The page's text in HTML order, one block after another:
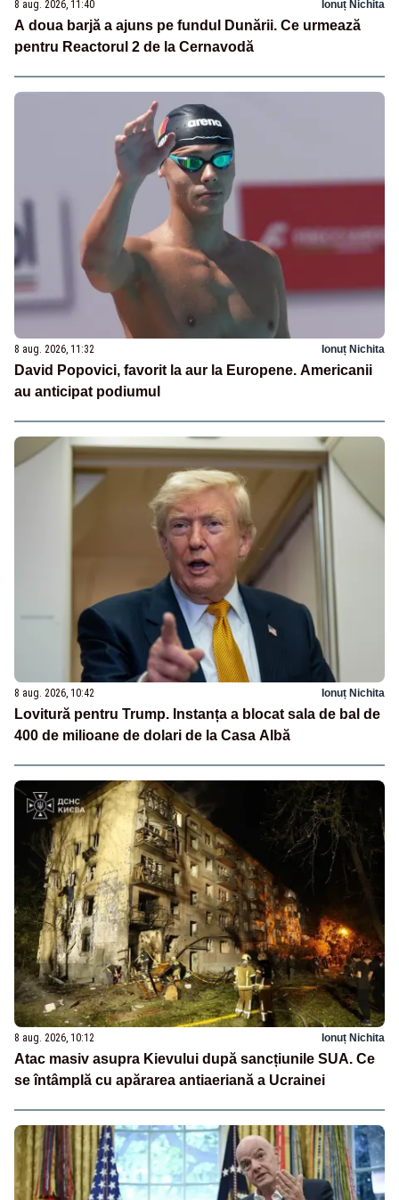
8 aug. 2026, 11:40 Ionuț Nichita
A doua barjă a ajuns pe fundul Dunării. Ce urmează
pentru Reactorul 2 de la Cernavodă
8 aug. 2026, 11:32 Ionuț Nichita
David Popovici, favorit la aur la Europene. Americanii
au anticipat podiumul
8 aug. 2026, 10:42 Ionuț Nichita
Lovitură pentru Trump. Instanța a blocat sala de bal de
400 de milioane de dolari de la Casa Albă
8 aug. 2026, 10:12 Ionuț Nichita
Atac masiv asupra Kievului după sancțiunile SUA. Ce
se întâmplă cu apărarea antiaeriană a Ucrainei